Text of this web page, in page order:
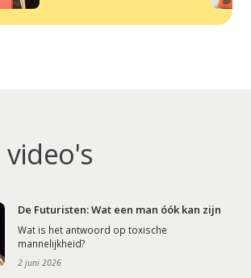
De Futuristen: Wat een man óók kan zijn
Wat is het antwoord op toxische
mannelijkheid?
2 juni 2026